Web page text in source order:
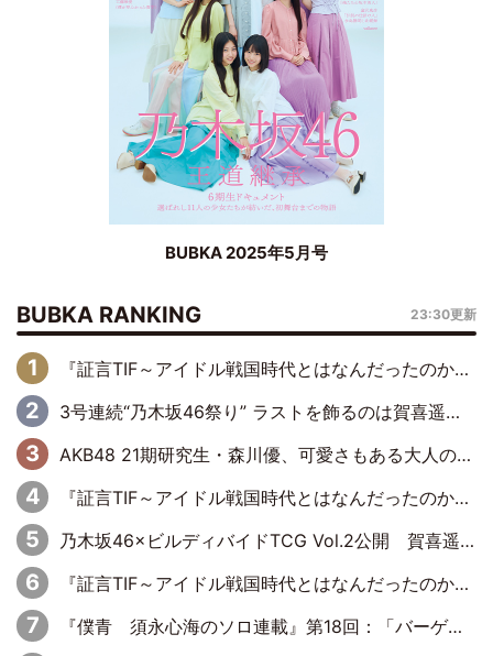
BUBKA 2025年5月号
BUBKA RANKING 23:30更新
『証言TIF～アイドル戦国時代とはなんだったのか～』第6回：でんぱ組.inc・古川未鈴×相沢梨紗「『ハロプロやりたかったな』って言ったら、夢眠ねむさんに『てめえはでんぱ組．incなんだよ！』って肩パンされて(笑)」
3号連続“乃木坂46祭り” ラストを飾るのは賀喜遥香…5年ぶりの登場に「5年分大人になった私を見ていただけたら」
AKB48 21期研究生・森川優、可愛さもある大人の女性に
『証言TIF～アイドル戦国時代とはなんだったのか～』第10回：さくら学院・武藤彩未×飯田らうら「正直、中3で辞めるというのを信じてなくて。そう言われてはいたけど、嘘でしょって」
乃木坂46×ビルディバイドTCG Vol.2公開 賀喜遥香＆田村真佑が『京まふ』ステージに登壇
『証言TIF～アイドル戦国時代とはなんだったのか～』第11回：私立恵比寿中学・真山りか×安本彩花「TIFで10年ぶりのキョンシーメイクをしたら、場を完全に引かせてしまって。時代が変わったんだなって」
『僕青 須永心海のソロ連載』第18回：「バーゲンセールハンターみうな inしまむら」編